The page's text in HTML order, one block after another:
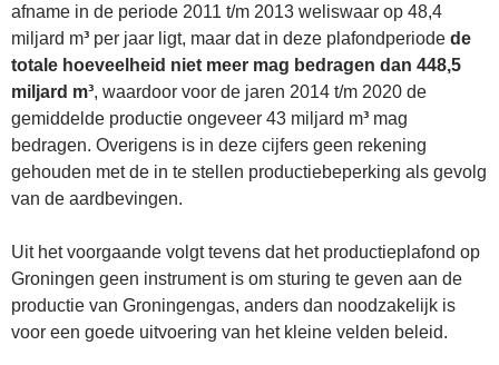
afname in de periode 2011 t/m 2013 weliswaar op 48,4
miljard m³ per jaar ligt, maar dat in deze plafondperiode de
totale hoeveelheid niet meer mag bedragen dan 448,5
miljard m³, waardoor voor de jaren 2014 t/m 2020 de
gemiddelde productie ongeveer 43 miljard m³ mag
bedragen. Overigens is in deze cijfers geen rekening
gehouden met de in te stellen productiebeperking als gevolg
van de aardbevingen.
Uit het voorgaande volgt tevens dat het productieplafond op
Groningen geen instrument is om sturing te geven aan de
productie van Groningengas, anders dan noodzakelijk is
voor een goede uitvoering van het kleine velden beleid.